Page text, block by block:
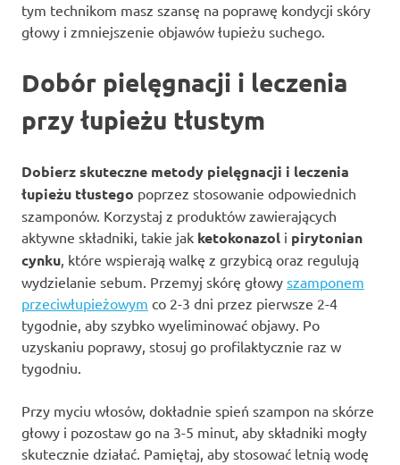
tym technikom masz szansę na poprawę kondycji skóry
głowy i zmniejszenie objawów łupieżu suchego.
Dobór pielęgnacji i leczenia
przy łupieżu tłustym
Dobierz skuteczne metody pielęgnacji i leczenia
łupieżu tłustego poprzez stosowanie odpowiednich
szamponów. Korzystaj z produktów zawierających
aktywne składniki, takie jak ketokonazol i pirytonian
cynku, które wspierają walkę z grzybicą oraz regulują
wydzielanie sebum. Przemyj skórę głowy szamponem
przeciwłupieżowym co 2-3 dni przez pierwsze 2-4
tygodnie, aby szybko wyeliminować objawy. Po
uzyskaniu poprawy, stosuj go profilaktycznie raz w
tygodniu.
Przy myciu włosów, dokładnie spień szampon na skórze
głowy i pozostaw go na 3-5 minut, aby składniki mogły
skutecznie działać. Pamiętaj, aby stosować letnią wodę